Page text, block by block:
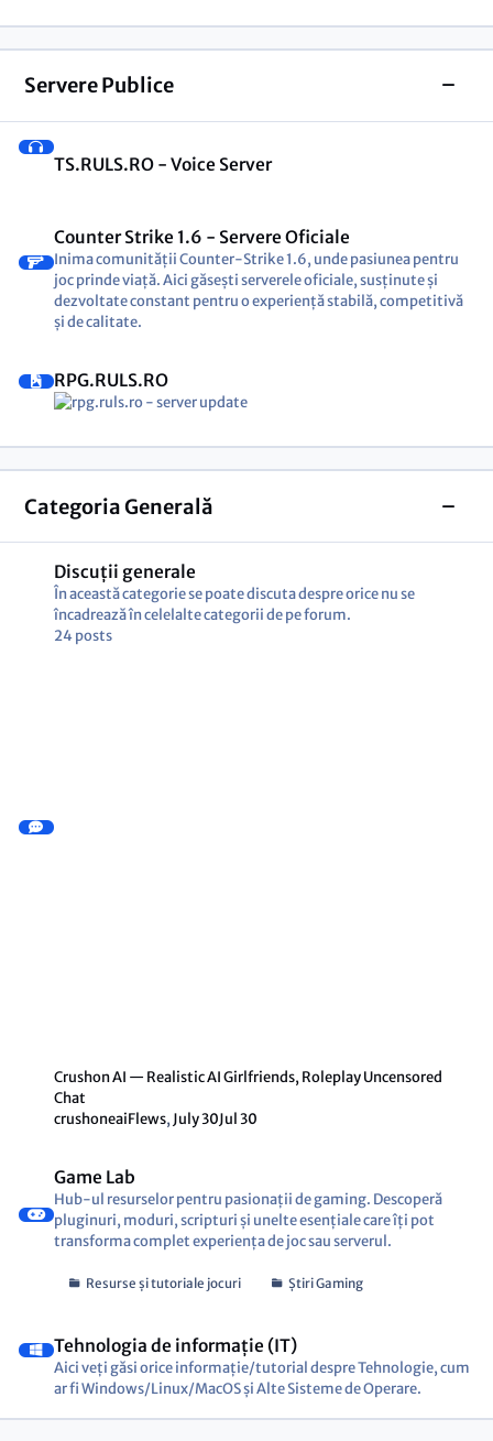
Servere Publice
TS.RULS.RO - Voice Server
Counter Strike 1.6 - Servere Oficiale
Inima comunității Counter-Strike 1.6, unde pasiunea pentru
joc prinde viață. Aici găsești serverele oficiale, susținute și
dezvoltate constant pentru o experiență stabilă, competitivă
și de calitate.
RPG.RULS.RO
Categoria Generală
Discuții generale
În această categorie se poate discuta despre orice nu se
încadrează în celelalte categorii de pe forum.
24posts
Crushon AI — Realistic AI Girlfriends, Roleplay Uncensored
Chat
crushoneaiFlews, July 30Jul 30
Game Lab
Hub-ul resurselor pentru pasionații de gaming. Descoperă
pluginuri, moduri, scripturi și unelte esențiale care îți pot
transforma complet experiența de joc sau serverul.
Resurse și tutoriale jocuri Știri Gaming
Tehnologia de informație (IT)
Aici veți găsi orice informație/tutorial despre Tehnologie, cum
ar fi Windows/Linux/MacOS și Alte Sisteme de Operare.